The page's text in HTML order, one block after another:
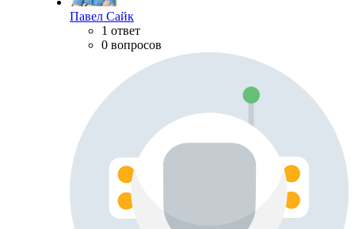
Павел Сайк
1 ответ
0 вопросов